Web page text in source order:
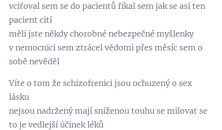
vciťoval sem se do pacientů řikal sem jak se asi ten
pacient cití
měli jste někdy chorobné nebezpečné myšlenky
v nemocnici sem ztrácel vědomi přes měsíc sem o
sobě nevěděl
Víte o tom že schizofrenici jsou ochuzený o sex
lásku
nejsou nadržený mají sníženou touhu se milovat se
to je vedlejší účinek léků